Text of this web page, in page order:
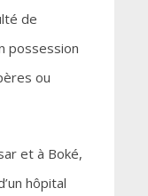
de
possession
ou
et à Boké,
hôpital